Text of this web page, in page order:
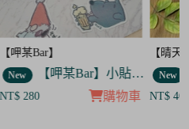
【晴天咖啡館】
New 【晴天咖啡館】吊飾套組
NT$ 400 購物車
【呷某
New
NT$